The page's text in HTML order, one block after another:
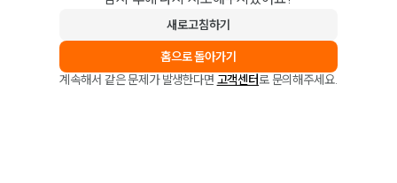
새로고침하기
홈으로 돌아가기
계속해서 같은 문제가 발생한다면 고객센터로 문의해주세요.